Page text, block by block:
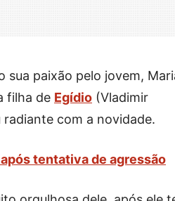
sua paixão pelo jovem,
filha de Egídio (Vladimir
com a novidade.
tentativa de agressão